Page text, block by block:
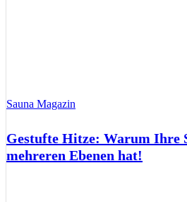
Sauna Magazin
Gestufte Hitze: Warum Ihre
mehreren Ebenen hat!